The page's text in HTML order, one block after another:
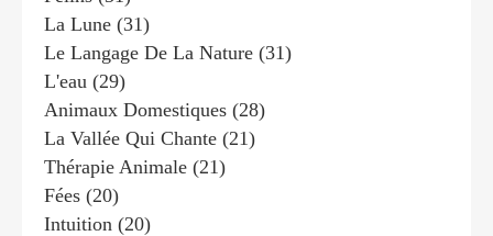
La Lune (31)
Le Langage De La Nature (31)
L'eau (29)
Animaux Domestiques (28)
La Vallée Qui Chante (21)
Thérapie Animale (21)
Fées (20)
Intuition (20)